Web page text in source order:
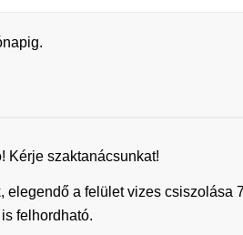
Kérje szaktanácsunkat!
a felület vizes csiszolása
felhordható.